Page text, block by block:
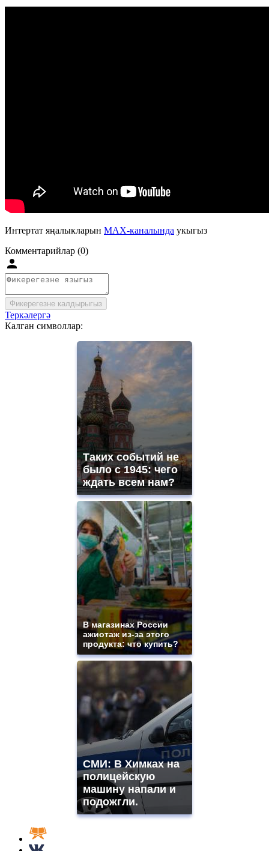
Интертат яңалыкларын MAX-каналында укыгыз
Комментарийлар (0)
Фикерегезне калдырыгыз
Теркәлергә
Калган символлар:
Таких событий не
было с 1945: чего
ждать всем нам?
В магазинах России
ажиотаж из-за этого
продукта: что купить?
СМИ: В Химках на
полицейскую
машину напали и
подожгли.